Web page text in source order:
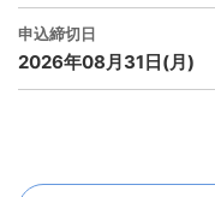
申込締切日
2026年08月31日(月)